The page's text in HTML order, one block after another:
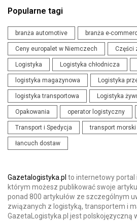
Popularne tagi
branża automotive branża e-
Ceny europalet w Niemczech Części
Logistyka Logistyka chłodnicza
logistyka magazynowa Logistyka
logistyka transportowa Logistyka
Opakowania operator logistyczny
Transport i Spedycja transport morski
łancuch dostaw
Gazetalogistyka.pl to internetowy portal
którym możesz publikować swoje
ponad 800 artykułów ze szczególnym
związanych z logistyką, transportem i
GazetaLogistyka.pl jest polskojęzyczną